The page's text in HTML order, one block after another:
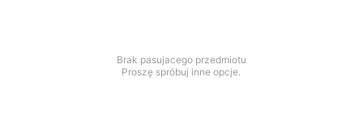
Brak pasujacego przedmiotu
Proszę spróbuj inne opcje.